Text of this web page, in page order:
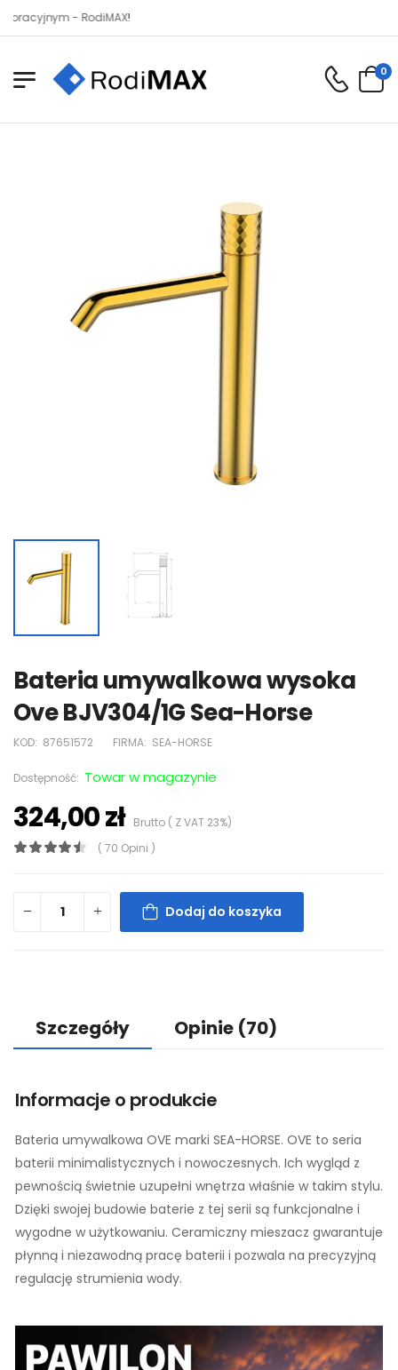
- RodiMAX!
0
Bateria umywalkowa wysoka
Ove BJV304/1G Sea-Horse
KOD: 87651572 FIRMA: SEA-HORSE
Dostępność: Towar w magazynie
324,00 złBrutto ( Z VAT 23%)
( 70 Opini )
Dodaj do koszyka
Szczegóły Opinie (70)
Informacje o produkcie
Bateria umywalkowa OVE marki SEA-HORSE. OVE to seria
baterii minimalistycznych i nowoczesnych. Ich wygląd z
pewnością świetnie uzupełni wnętrza właśnie w takim stylu.
Dzięki swojej budowie baterie z tej serii są funkcjonalne i
wygodne w użytkowaniu. Ceramiczny mieszacz gwarantuje
płynną i niezawodną pracę baterii i pozwala na precyzyjną
regulację strumienia wody.